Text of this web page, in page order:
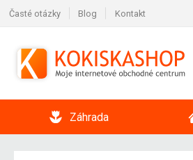
Časté otázky Blog Kontakt
Záhrada